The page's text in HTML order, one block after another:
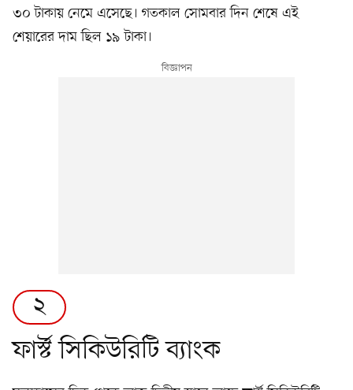
৩০ টাকায় নেমে এসেছে। গতকাল সোমবার দিন শেষে এই
শেয়ারের দাম ছিল ১৯ টাকা।
২
ফার্স্ট সিকিউরিটি ব্যাংক